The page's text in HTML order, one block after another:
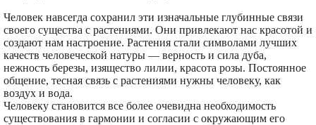
Человек навсегда сохранил эти изначальные глубинные связи
своего существа с растениями. Они привлекают нас красотой и
создают нам настроение. Растения стали символами лучших
качеств человеческой натуры — верность и сила дуба,
нежность березы, изящество лилии, красота розы. Постоянное
общение, тесная связь с растениями нужны человеку, как
воздух и вода.
Человеку становится все более очевидна необходимость
существования в гармонии и согласии с окружающим его